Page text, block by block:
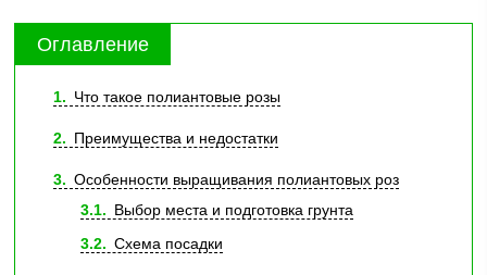
Оглавление
1 Что такое полиантовые розы
2 Преимущества и недостатки
3
Особенности выращивания полиантовых роз
3.1
Выбор места и подготовка грунта
3.2
Схема посадки